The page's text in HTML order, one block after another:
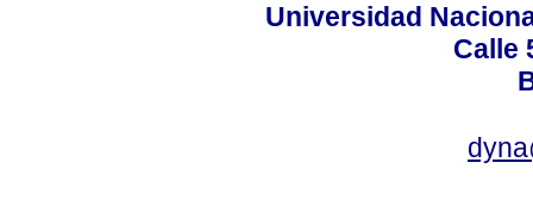
Universidad
Calle